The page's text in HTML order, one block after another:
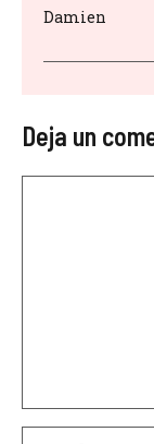
Damien
Deja un